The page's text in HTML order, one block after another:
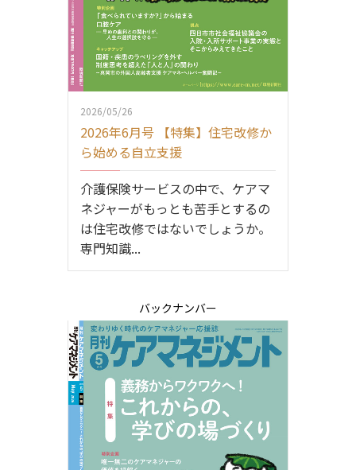
2026/05/26
2026年6月号 【特集】住宅改修か
ら始める自立支援
介護保険サービスの中で、ケアマ
ネジャーがもっとも苦手とするの
は住宅改修ではないでしょうか。
専門知識...
バックナンバー